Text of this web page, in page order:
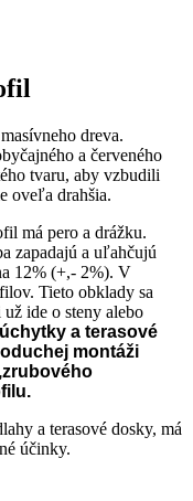
dreva.
a červeného
tvaru, aby vzbudili
oveľa drahšia.
má pero a drážku.
zapadajú a uľahčujú
12% (+,- 2%). V
Tieto obklady sa
ide o steny alebo
a terasové
montáži
a terasové dosky, má
účinky.